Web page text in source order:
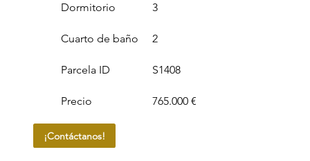
Dormitorio
Cuarto de baño
3
2
Parcela ID
Precio
S1408
765.000 €
¡Contáctanos!